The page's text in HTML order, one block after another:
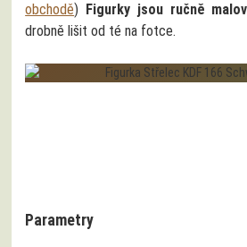
obchodě) Figurky jsou ručně
drobně lišit od té na fotce.
Parametry